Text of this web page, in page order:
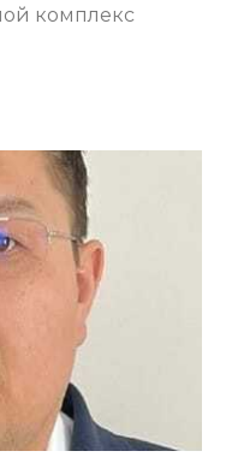
комплекс